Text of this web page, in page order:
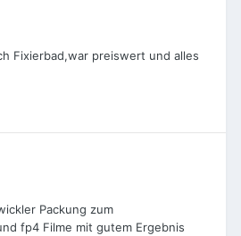
Fixierbad,war preiswert und alles
Packung zum
fp4 Filme mit gutem Ergebnis